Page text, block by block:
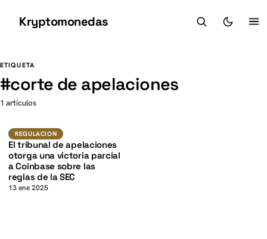
Kryptomonedas
ETIQUETA
#corte de apelaciones
1 artículos
Regulacion
K
REGULACION
El tribunal de apelaciones
otorga una victoria parcial
a Coinbase sobre las
reglas de la SEC
13 ene 2025